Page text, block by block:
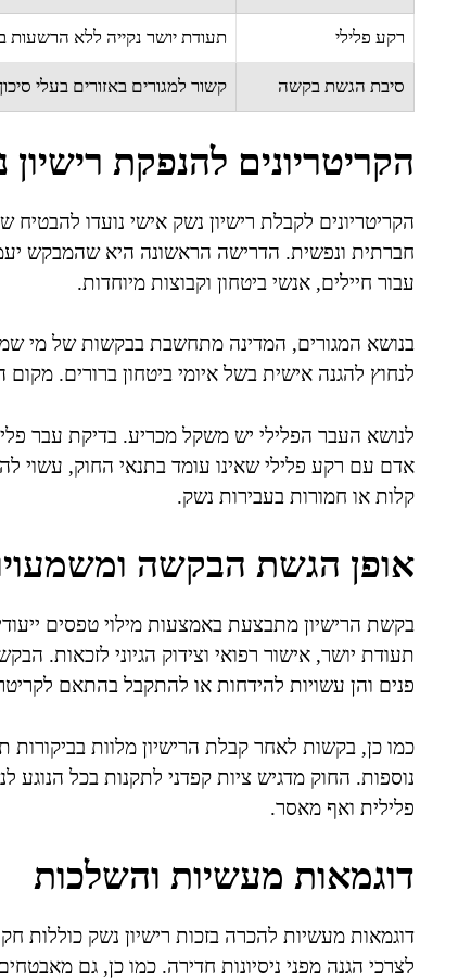
רקע פלילי תעודת יושר נקייה ללא הרשעות
סיבת הגשת בקשה קשור למגורים באזורים בעלי
הקריטריונים להנפקת
הקריטריונים לקבלת רישיון נשק אישי נועדו
עבור חיילים, אנשי ביטחון וקבוצות מיוחדות.
בנושא המגורים, המדינה מתחשבת בבקשות של מי
לנחוץ להגנה אישית בשל איומי ביטחון ברורים.
לנושא העבר הפלילי יש משקל מכריע. בדיקת עבר
אדם עם רקע פלילי שאינו עומד בתנאי החוק, עשוי
קלות או חמורות בעבירות נשק.
אופן הגשת הבקשה
בקשת הרישיון מתבצעת באמצעות מילוי טפסים
תעודת יושר, אישור רפואי וצידוק הגיוני לזכאות.
פנים והן עשויות להידחות או להתקבל בהתאם
כמו כן, בקשות לאחר קבלת הרישיון מלוות בביקורות
נוספות. החוק מדגיש ציות קפדני לתקנות בכל הנוגע
פלילית ואף מאסר.
דוגמאות מעשיות והשלכות
דוגמאות מעשיות להכרה בזכות רישיון נשק כוללות
לצרכי הגנה מפני ניסיונות חדירה. כמו כן, גם